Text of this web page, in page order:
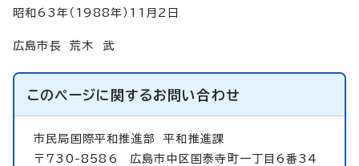
昭和63年（1988年）11月2日
広島市長 荒木 武
このページに関するお問い合わせ
市民局国際平和推進部平和推進課
〒730-8586 広島市中区国泰寺町一丁目6番34